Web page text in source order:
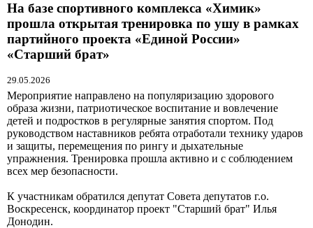
На базе спортивного комплекса «Химик»
прошла открытая тренировка по ушу в рамках
партийного проекта «Единой России»
«Старший брат»
29.05.2026
Мероприятие направлено на популяризацию здорового
образа жизни, патриотическое воспитание и вовлечение
детей и подростков в регулярные занятия спортом. Под
руководством наставников ребята отработали технику ударов
и защиты, перемещения по рингу и дыхательные
упражнения. Тренировка прошла активно и с соблюдением
всех мер безопасности.
К участникам обратился депутат Совета депутатов г.о.
Воскресенск, координатор проект "Старший брат" Илья
Донодин.